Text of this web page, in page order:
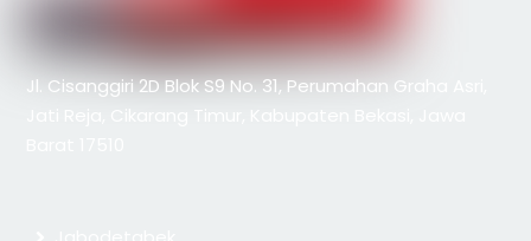
Jl. Cisanggiri 2D Blok S9 No. 31, Perumahan Graha Asri,
Jati Reja, Cikarang Timur, Kabupaten Bekasi, Jawa